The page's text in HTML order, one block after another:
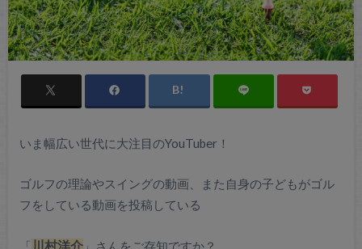
いま幅広い世代に大注目のYouTuber！
ゴルフの理論やスイングの動画、また自身の子どもがゴル
フをしている動画を投稿している
「 川村洋介」さんをご存知ですか？